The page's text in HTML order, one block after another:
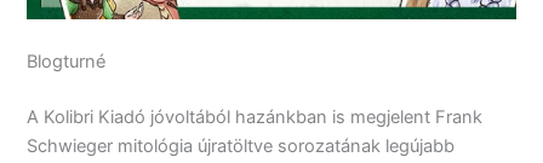
Blogturné
A Kolibri Kiadó jóvoltából hazánkban is megjelent Frank
Schwieger mitológia újratöltve sorozatának legújabb